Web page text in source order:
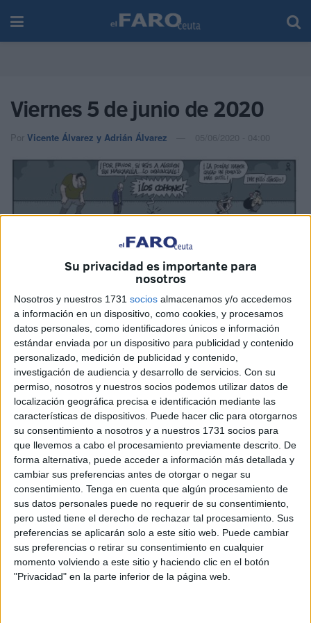
Su privacidad es importante para
nosotros
Nosotros y nuestros 1731 socios almacenamos y/o accedemos
a información en un dispositivo, como cookies, y procesamos
datos personales, como identificadores únicos e información
estándar enviada por un dispositivo para publicidad y contenido
personalizado, medición de publicidad y contenido,
investigación de audiencia y desarrollo de servicios. Con su
permiso, nosotros y nuestros socios podemos utilizar datos de
localización geográfica precisa e identificación mediante las
características de dispositivos. Puede hacer clic para otorgarnos
su consentimiento a nosotros y a nuestros 1731 socios para
que llevemos a cabo el procesamiento previamente descrito. De
forma alternativa, puede acceder a información más detallada y
cambiar sus preferencias antes de otorgar o negar su
consentimiento. Tenga en cuenta que algún procesamiento de
sus datos personales puede no requerir de su consentimiento,
pero usted tiene el derecho de rechazar tal procesamiento. Sus
preferencias se aplicarán solo a este sitio web. Puede cambiar
sus preferencias o retirar su consentimiento en cualquier
momento volviendo a este sitio y haciendo clic en el botón
"Privacidad" en la parte inferior de la página web.
Viernes 5 de junio de 2020
Por Vicente Álvarez y Adrián Álvarez 05/06/2020 - 04:00
Related Posts
La Estación del Ferrocarril estalla:
"Vivimos con miedo y la policía no
aparece"
HACE 1 MINUTO
Cruz Roja abastece a cientos de
inmigrantes con alimento y asistencia
médica
HACE 19 MINUTOS
Vivas traslada al Rey la "situación
crítica" de Ceuta y reclama recuperar la
normalidad tras la crisis fronteriza
HACE 1 HORA
La crisis de Ceuta no frena el